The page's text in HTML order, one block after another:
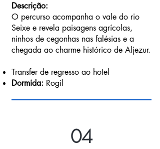
Descrição:
O percurso acompanha o vale do rio
Seixe e revela paisagens agrícolas,
ninhos de cegonhas nas falésias e a
chegada ao charme histórico de Aljezur.
Transfer de regresso ao hotel
Dormida: Rogil
04